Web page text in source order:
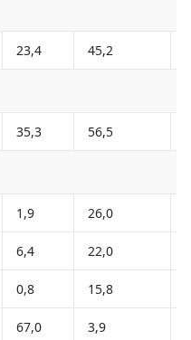
23,4 45,2
35,3 56,5
1,9 26,0
6,4 22,0
0,8 15,8
67,0 3,9